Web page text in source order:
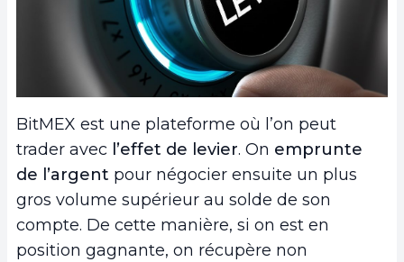
BitMEX est une plateforme où l’on peut
trader avec l’effet de levier. On emprunte
de l’argent pour négocier ensuite un plus
gros volume supérieur au solde de son
compte. De cette manière, si on est en
position gagnante, on récupère non